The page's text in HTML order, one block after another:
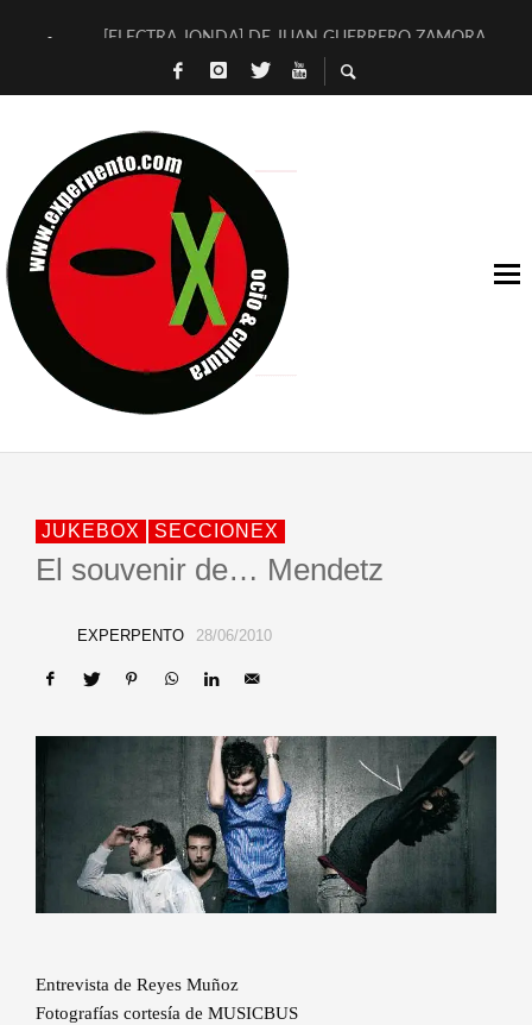
[ELECTRA JONDA] DE JUAN GUERRERO ZAMORA
TIMBRE 4, LA ESCUELA DEL DIRECTOR TEATRAL CLAUDIO
MILITARES JUDÍAS EN #EXVITA
D’BALDOMEROS REINVENTAN [BITÁCORA 3.0] EN EXVITA
MARSHALL FLASH PRESENTA EN EXVITA [RELATIVA
JOFRE BARDAGÍ EN EXVITA INTERPRETANDO A SERRAT
YORCH PRESENTA [CURSO DE ARMONÍA PERSECUTORIA]
MAGALÍ SARE NOS EXPLICA [DESCASADA]
JUKEBOX SECCIONEX
El souvenir de… Mendetz
EXPERPENTO 28/06/2010
Entrevista de Reyes Muñoz
Fotografías cortesía de MUSICBUS